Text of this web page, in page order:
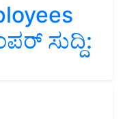
ಸುದ್ದಿ: